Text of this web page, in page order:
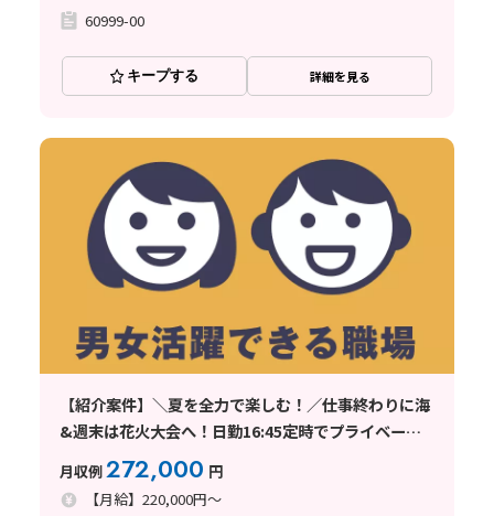
60999-00
キープする 詳細を見る
【紹介案件】＼夏を全力で楽しむ！／仕事終わりに海
&週末は花火大会へ！日勤16:45定時でプライベート
も充実☆【家電製造】
月収例272,000 円
【月給】220,000円～